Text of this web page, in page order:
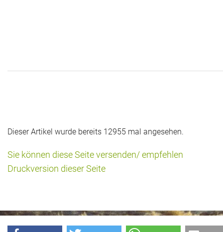
Dieser Artikel wurde bereits 12955 mal angesehen.
Sie können diese Seite versenden/ empfehlen
Druckversion dieser Seite